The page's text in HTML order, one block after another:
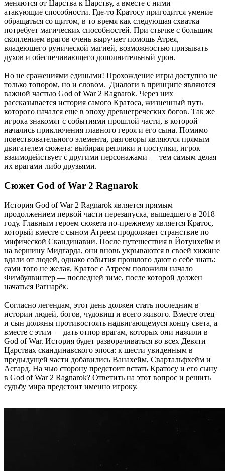
меняются от Царства к Царству, а вместе с ними —
атакующие способности. Где-то Кратосу пригодится умение
обращаться со щитом, в то время как следующая схватка
потребует магических способностей. При стычке с большим
скоплением врагов очень выручает помощь Атрея,
владеющего рунической магией, возможностью призывать
духов и обеспечивающего дополнительный урон.
Но не сражениями едиными! Прохождение игры доступно не
только топором, но и словом. Диалоги в принципе являются
важной частью God of War 2 Ragnarok. Через них
рассказывается история самого Кратоса, жизненный путь
которого начался еще в эпоху древнегреческих богов. Так же
игрока знакомят с событиями прошлой части, в которой
начались приключения главного героя и его сына. Помимо
повествовательного элемента, разговоры являются прямым
двигателем сюжета: выбирая реплики и поступки, игрок
взаимодействует с другими персонажами — тем самым делая
их врагами либо друзьями.
Сюжет God of War 2 Ragnarok
История God of War 2 Ragnarok является прямым
продолжением первой части перезапуска, вышедшего в 2018
году. Главным героем сюжета по-прежнему является Кратос,
который вместе с сыном Атреем продолжает странствие по
мифической Скандинавии. После путешествия в Йотунхейм и
на вершину Мидгарда, они вновь укрываются в своей хижине
вдали от людей, однако события прошлого дают о себе знать:
сами того не желая, Кратос с Атреем положили начало
Фимбулвинтер — последней зиме, после которой должен
начаться Рагнарёк.
Согласно легендам, этот день должен стать последним в
истории людей, богов, чудовищ и всего живого. Вместе отец
и сын должны противостоять надвигающемуся концу света, а
вместе с этим — дать отпор врагам, которых они нажили в
God of War. История будет разворачиваться во всех Девяти
Царствах скандинавского эпоса: к шести увиденным в
предыдущей части добавились Ванахейм, Свартальфхейм и
Асгард. На чью сторону предстоит встать Кратосу и его сыну
в God of War 2 Ragnarok? Ответить на этот вопрос и решить
судьбу мира предстоит именно игроку.